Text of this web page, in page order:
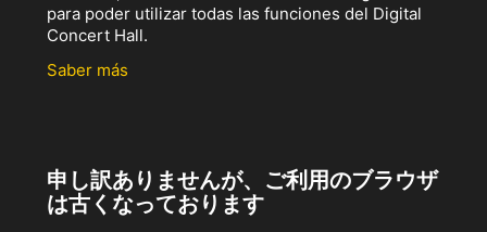
para poder utilizar todas las funciones del Digital
Concert Hall.
Saber más
申し訳ありませんが、ご利用のブラウザ
は古くなっております